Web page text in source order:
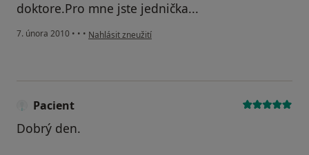
doktore.Pro mne jste jednička...
7. února 2010 • • • podle názoru uživatele Pacient
Nahlásit zneužití
Pacient
Dobrý den.